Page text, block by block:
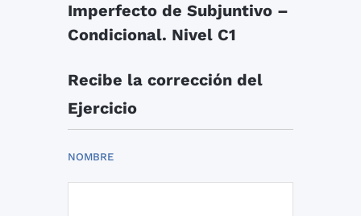
Imperfecto de Subjuntivo –
Condicional. Nivel C1
Recibe la corrección del
Ejercicio
NOMBRE